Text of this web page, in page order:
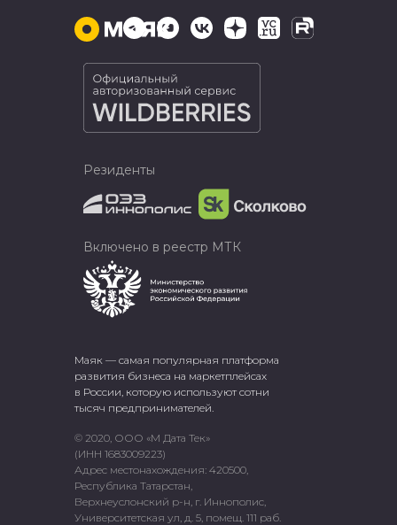
Маяк — самая популярная платформа
развития бизнеса на маркетплейсах
в России, которую используют сотни
тысяч предпринимателей.
© 2020, ООО «М Дата Тек»
(ИНН 1683009223)
Адрес местонахождения: 420500,
Республика Татарстан,
Верхнеуслонский р-н, г. Иннополис,
Университетская ул, д. 5, помещ. 111 раб.
Резиденты
Включено в реестр МТК